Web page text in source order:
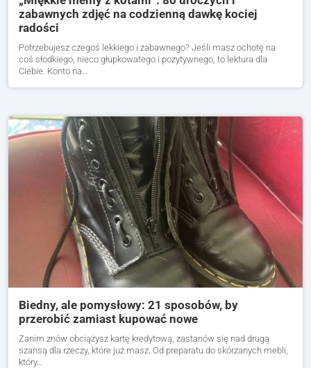
zabawnych zdjęć na codzienną dawkę kociej
radości
Potrzebujesz czegoś lekkiego i zabawnego? Jeśli masz ochotę na
coś słodkiego, nieco głupkowatego i pozytywnego, to lektura dla
Ciebie. Konto na…
Biedny, ale pomysłowy: 21 sposobów, by
przerobić zamiast kupować nowe
Zanim znów obciążysz kartę kredytową, zastanów się nad drugą
szansą dla rzeczy, które już masz. Od preparatu do skórzanych mebli,
który…